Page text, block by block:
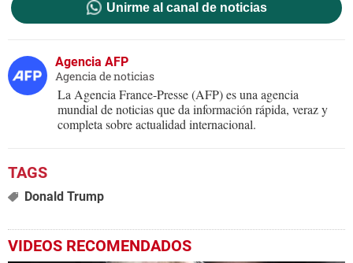
Unirme al canal de noticias
Agencia AFP
Agencia de noticias
La Agencia France-Presse (AFP) es una agencia
mundial de noticias que da información rápida, veraz y
completa sobre actualidad internacional.
Donald Trump
VIDEOS RECOMENDADOS